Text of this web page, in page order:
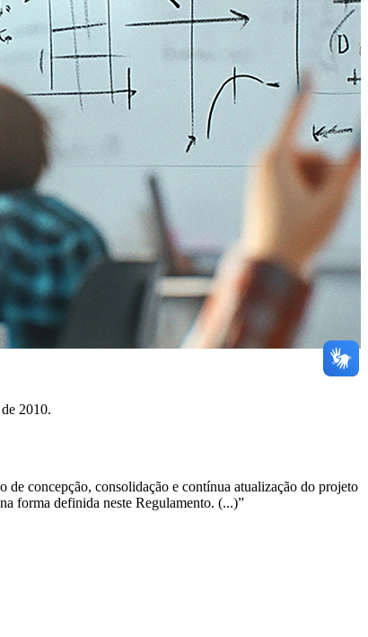
2010.
de concepção, consolidação e contínua atualização do projeto
forma definida neste Regulamento. (...)”